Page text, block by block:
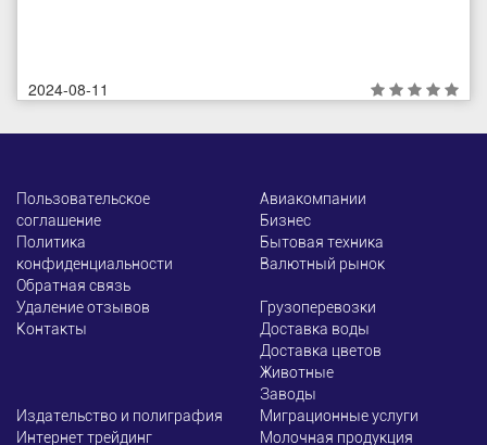
2024-08-11
Пользовательское
соглашение
Политика
конфиденциальности
Обратная связь
Удаление отзывов
Контакты
Авиакомпании
Бизнес
Бытовая техника
Валютный рынок
Грузоперевозки
Доставка воды
Доставка цветов
Животные
Заводы
Издательство и полиграфия
Интернет трейдинг
Миграционные услуги
Молочная продукция